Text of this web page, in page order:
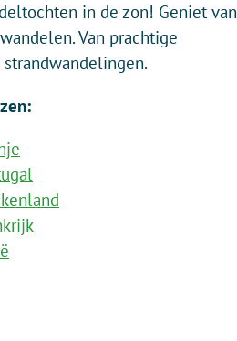
in de zon! Geniet van
Van prachtige